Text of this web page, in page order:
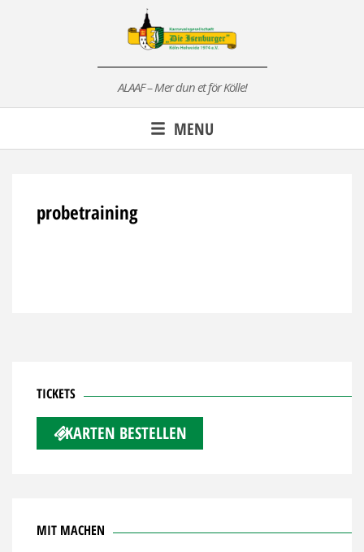
ALAAF – Mer dun et för Kölle!
MENU
probetraining
TICKETS
KARTEN BESTELLEN
MIT MACHEN